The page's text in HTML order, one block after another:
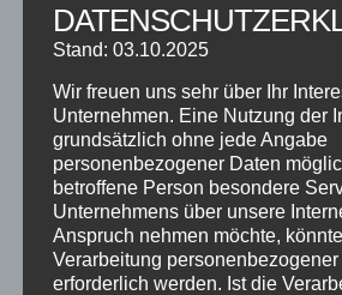
ZUMBA®KIDS – FÜR KLEINE
vonSteffen Braun|
Normalerweise herrscht in der
Tanzschule mittleres bis großes
Klamotenchaos – nicht bei
vom Zumba®Kids Kurs…
die Schuhe der 4 bis 7jährigen
von den Kids selbst
ordentlich...
Stand: 03.10.2025
Wir freuen uns sehr über Ihr
Unternehmen. Eine Nutzung der
grundsätzlich ohne jede Angabe
personenbezogener Daten
betroffene Person besondere
Unternehmens über unsere
Anspruch nehmen möchte,
Verarbeitung personenbezogener
erforderlich werden. Ist die